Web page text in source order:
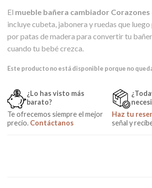
El mueble bañera cambiador Corazones
incluye cubeta, jabonera y ruedas que
por patas de madera para convertir tu
cuando tu bebé crezca.
Este producto no está disponible porque no
¿Lo has visto más
barato?
Te ofrecemos siempre el mejor
precio. Contáctanos
Haz tu
señal y